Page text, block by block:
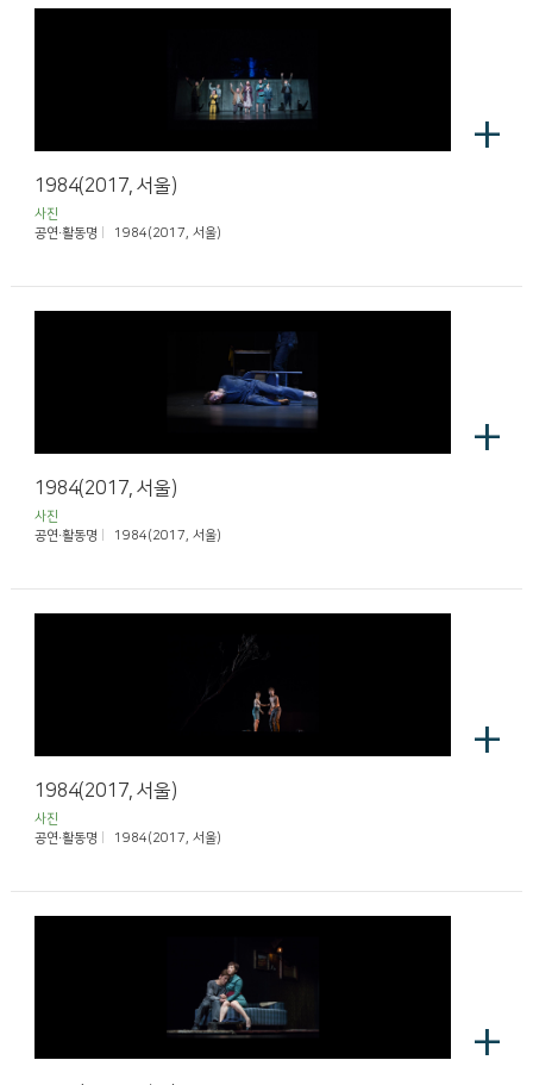
1984(2017, 서울)
+
사진
공연·활동명
1984(2017, 서울)
1984(2017, 서울)
+
사진
공연·활동명
1984(2017, 서울)
1984(2017, 서울)
+
사진
공연·활동명
1984(2017, 서울)
+